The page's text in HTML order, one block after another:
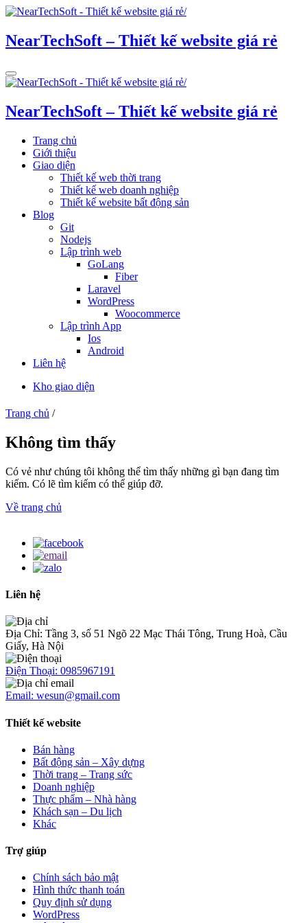
NearTechSoft – Thiết kế website giá rẻ
NearTechSoft – Thiết kế website giá rẻ
Trang chủ
Giới thiệu
Giao diện
Thiết kế web thời trang
Thiết kế web doanh nghiệp
Thiết kế website bất động sản
Blog
Git
Nodejs
Lập trình web
GoLang
Fiber
Laravel
WordPress
Woocommerce
Lập trình App
Ios
Android
Liên hệ
Kho giao diện
Trang chủ /
Không tìm thấy
Có vẻ như chúng tôi không thể tìm thấy những gì bạn đang tìm
kiếm. Có lẽ tìm kiếm có thể giúp đỡ.
Về trang chủ
Liên hệ
Địa Chỉ: Tầng 3, số 51 Ngõ 22 Mạc Thái Tông, Trung Hoà, Cầu
Giấy, Hà Nội
Điện Thoại: 0985967191
Email: wesun@gmail.com
Thiết kế website
Bán hàng
Bất động sản – Xây dựng
Thời trang – Trang sức
Doanh nghiệp
Thực phẩm – Nhà hàng
Khách sạn – Du lịch
Khác
Trợ giúp
Chính sách bảo mật
Hình thức thanh toán
Quy định sử dụng
WordPress